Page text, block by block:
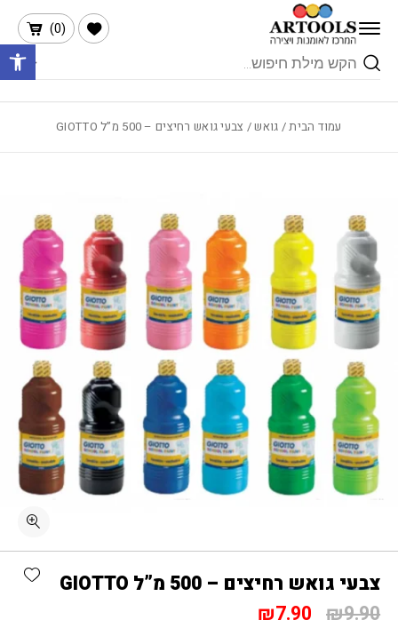
Skip to Content
Products
search
(
0
)
הרשימה שלי
עמוד הבית/ גואש/ צבעי גואש רחיצים – 500 מ”ל GIOTTO
צבעי גואש רחיצים – 500 מ”ל GIOTTO
₪9.90
המחיר
₪7.90
המחיר
בחזרה למעלה